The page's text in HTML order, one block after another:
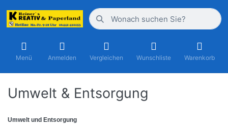
Menü Anmelden Vergleichen Wunschliste Warenkorb
Umwelt & Entsorgung
Umwelt und Entsorgung